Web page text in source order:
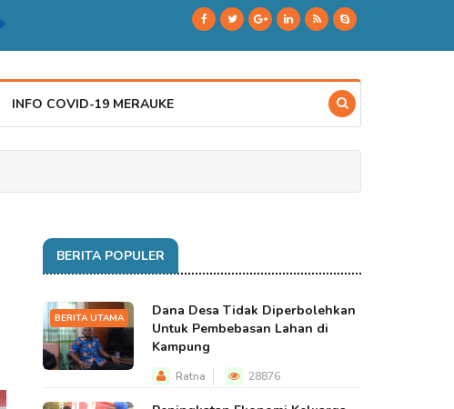
INFO COVID-19 MERAUKE
BERITA POPULER
BERITA UTAMA
Dana Desa Tidak Diperbolehkan
Untuk Pembebasan Lahan di
Kampung
Ratna 28876